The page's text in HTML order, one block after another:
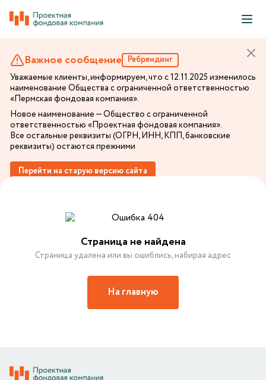
Важное сообщение Ребрендинг
Уважаемые клиенты, информируем, что с 12.11.2025 изменилось
наименование Общества с ограниченной ответственностью
«Пермская фондовая компания».
Новое наименование — Общество с ограниченной
ответственностью «Проектная фондовая компания».
Все остальные реквизиты (ОГРН, ИНН, КПП, банковские
реквизиты) остаются прежними
Перейти на старую версию сайта
Страница не найдена
Страница удалена или вы ошиблись, набирая адрес
На главную